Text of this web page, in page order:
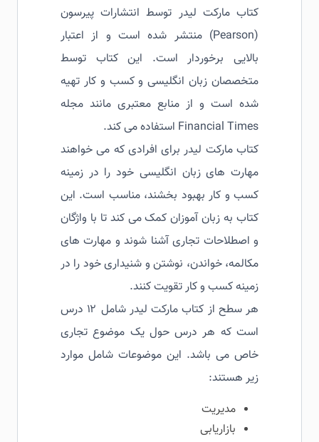
کتاب مارکت لیدر توسط انتشارات پیرسون
(Pearson) منتشر شده است و از اعتبار
بالایی برخوردار است. این کتاب توسط
متخصصان زبان انگلیسی و کسب و کار تهیه
شده است و از منابع معتبری مانند مجله
Financial Times استفاده می کند.
کتاب مارکت لیدر برای افرادی که می خواهند
مهارت های زبان انگلیسی خود را در زمینه
کسب و کار بهبود بخشند، مناسب است. این
کتاب به زبان آموزان کمک می کند تا با واژگان
و اصطلاحات تجاری آشنا شوند و مهارت های
مکالمه، خواندن، نوشتن و شنیداری خود را در
زمینه کسب و کار تقویت کنند.
هر سطح از کتاب مارکت لیدر شامل ۱۲ درس
است که هر درس حول یک موضوع تجاری
خاص می باشد. این موضوعات شامل موارد
زیر هستند:
مدیریت
بازاریابی